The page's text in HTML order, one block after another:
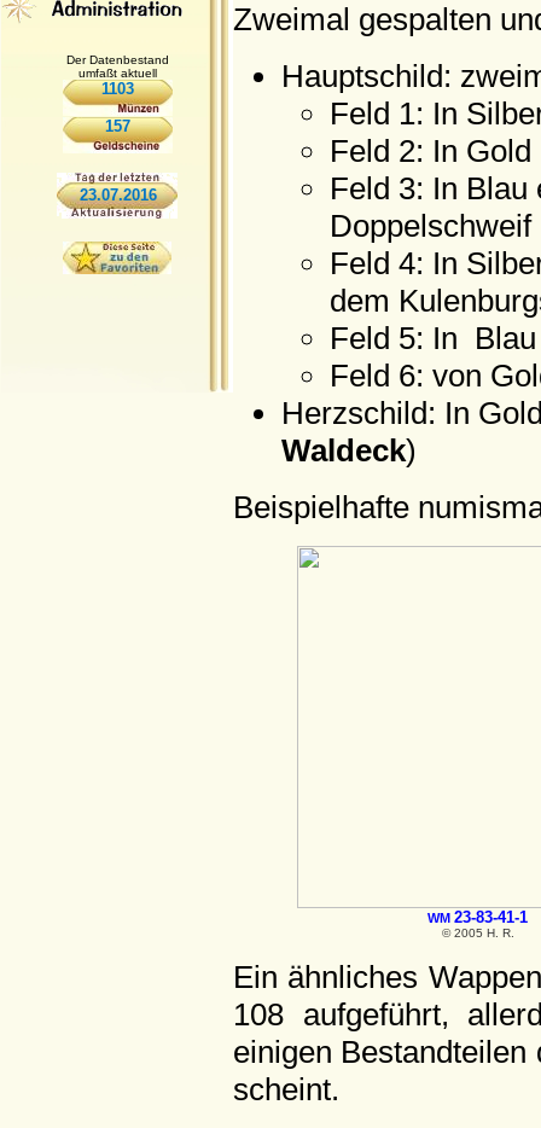
Der Datenbestand
umfaßt aktuell
1103
157
23.07.2016
Zweimal gespalten
Hauptschild:
Feld 1: In
Feld 2: In
Feld 3: In Blau
Doppelschweif
Feld 4: In
dem
Feld 5: In
Feld 6: von
Herzschild: In
Waldeck)
Beispielhafte
WM 23-83-41-1
© 2005 H. R.
Ein ähnliches
108 aufgeführt,
einigen
scheint.